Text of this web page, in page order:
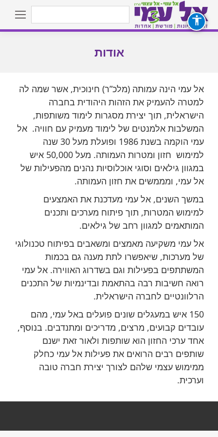
You are here:אודות
אל עמי הינה עמותה (מלכ”ר) חינוכית, אשר שמה לה
למטרה להעמיק את הזהות היהודית בחברה
הישראלית, תוך יצירת מסגרות לימוד משותפות,
המשלבות אלמנטים של לימוד מעמיק עם חוויה. אל
עמי הוקמה בשנת 1986 ופועלת מעל 30 שנה
למימוש חזון ומטרות העמותה. מעל 50,000 איש
במגוון גילאים וסוגי אוכלוסיות נהנים מהפעילות של
אל עמי, ומממשים את חזון העמותה.
במשך השנים, אל עמי מעדכנת את האמצעים
למימוש המטרות, תוך פיתוח מערכים ותכנים
המותאמים למגוון רחב של גילאים.
אל עמי משקיעה מאמצים ומשאבים בפיתוח טכנולוגי
של מערכות, שיאפשרו לתת מענה גם בכמות
המשתתפים בפעילות וגם בשדרוג האווירה. אל עמי
רואה חשיבות רבה בהתאמת ובדינמיות של התכנים
הרלוונטיים לחברה הישראלית.
150 איש במעגלים שונים פועלים באל עמי, מהם
עובדים קבועים, מרצים, מדריכים ומתנדבים. בנוסף,
אחד ערכי החזון הוא שותפות ולאור זאת ישנם
שותפים רבים הרואים את פעילות אל עמי כחלק
ממימוש עצמי שלהם לצורך יצירת חברה טובה
וערכית.